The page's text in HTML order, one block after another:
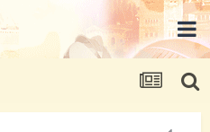
https://pasport-ua.com/
VPN сайт и форум